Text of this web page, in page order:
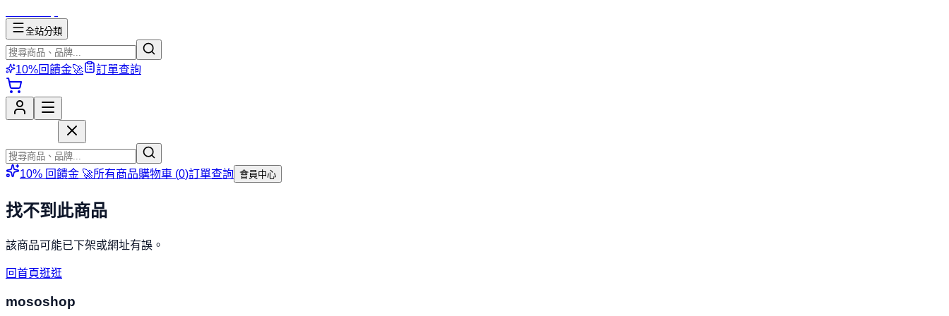
全站分類
10%回饋金🚀 訂單查詢
10% 回饋金 🚀所有商品購物車 (0)訂單查詢 會員中心
找不到此商品
該商品可能已下架或網址有誤。
回首頁逛逛
mososhop